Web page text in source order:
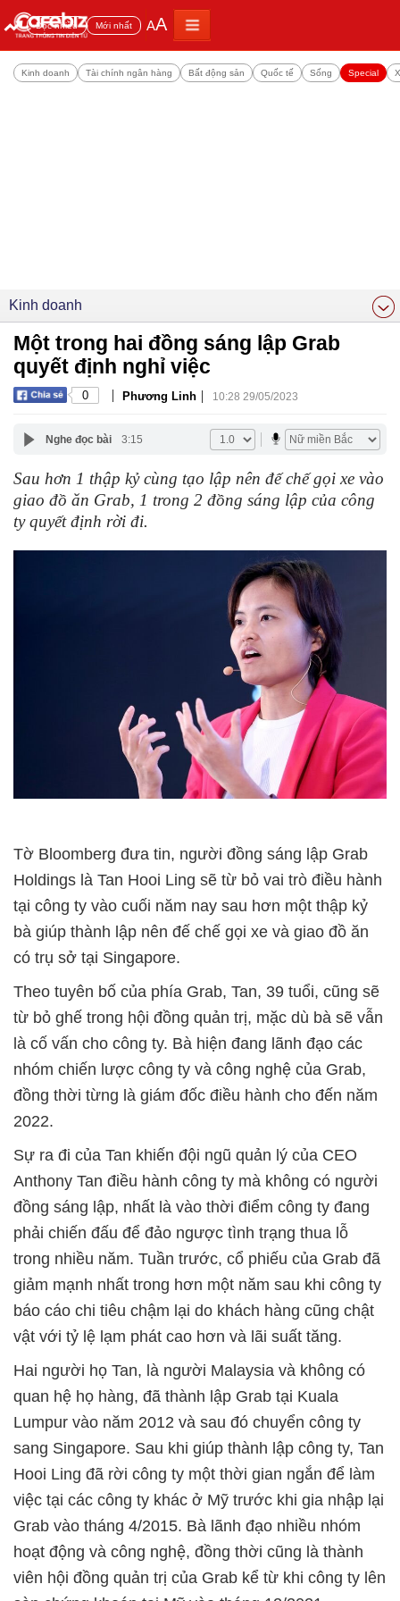
Đọc nhiều Mới nhất AA
Kinh doanh Tài chính ngân hàng Bất động sản Quốc tế Sống Special
Kinh doanh
Một trong hai đồng sáng lập Grab
quyết định nghỉ việc
0 | Phương Linh | 10:28 29/05/2023
Nghe đọc bài 3:15
Sau hơn 1 thập kỷ cùng tạo lập nên đế chế gọi xe vào
giao đồ ăn Grab, 1 trong 2 đồng sáng lập của công
ty quyết định rời đi.
Tờ Bloomberg đưa tin, người đồng sáng lập Grab
Holdings là Tan Hooi Ling sẽ từ bỏ vai trò điều hành
tại công ty vào cuối năm nay sau hơn một thập kỷ
bà giúp thành lập nên đế chế gọi xe và giao đồ ăn
có trụ sở tại Singapore.
Theo tuyên bố của phía Grab, Tan, 39 tuổi, cũng sẽ
từ bỏ ghế trong hội đồng quản trị, mặc dù bà sẽ vẫn
là cố vấn cho công ty. Bà hiện đang lãnh đạo các
nhóm chiến lược công ty và công nghệ của Grab,
đồng thời từng là giám đốc điều hành cho đến năm
2022.
Sự ra đi của Tan khiến đội ngũ quản lý của CEO
Anthony Tan điều hành công ty mà không có người
đồng sáng lập, nhất là vào thời điểm công ty đang
phải chiến đấu để đảo ngược tình trạng thua lỗ
trong nhiều năm. Tuần trước, cổ phiếu của Grab đã
giảm mạnh nhất trong hơn một năm sau khi công ty
báo cáo chi tiêu chậm lại do khách hàng cũng chật
vật với tỷ lệ lạm phát cao hơn và lãi suất tăng.
Hai người họ Tan, là người Malaysia và không có
quan hệ họ hàng, đã thành lập Grab tại Kuala
Lumpur vào năm 2012 và sau đó chuyển công ty
sang Singapore. Sau khi giúp thành lập công ty, Tan
Hooi Ling đã rời công ty một thời gian ngắn để làm
việc tại các công ty khác ở Mỹ trước khi gia nhập lại
Grab vào tháng 4/2015. Bà lãnh đạo nhiều nhóm
hoạt động và công nghệ, đồng thời cũng là thành
viên hội đồng quản trị của Grab kể từ khi công ty lên